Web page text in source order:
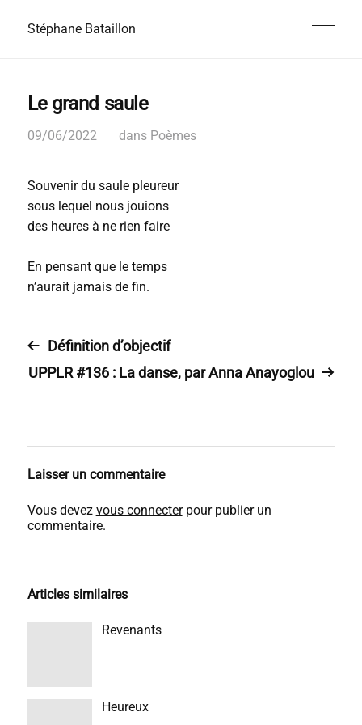
Stéphane Bataillon
Le grand saule
09/06/2022 dans Poèmes
Souvenir du saule pleureur
sous lequel nous jouions
des heures à ne rien faire
En pensant que le temps
n’aurait jamais de fin.
Définition d’objectif
UPPLR #136 : La danse, par Anna Anayoglou
Laisser un commentaire
Vous devez vous connecterpour publier un
commentaire.
Articles similaires
Revenants
Heureux